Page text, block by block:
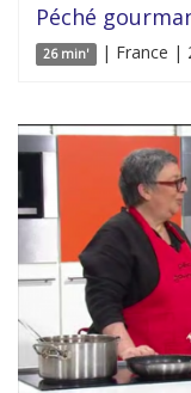
Péché
26 min' | France |